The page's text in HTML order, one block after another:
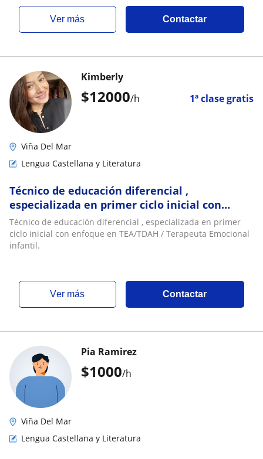
ver más Contactar
$12000/h 1ª clase gratis
Kimberly
Viña Del Mar
Lengua Castellana y Literatura
Técnico de educación diferencial ,
especializada en primer ciclo inicial con
enfoque en TEA/TDAH / Terapeuta Emocional
infantil
Técnico de educación diferencial , especializada en primer
ciclo inicial con enfoque en TEA/TDAH / Terapeuta Emocional
infantil.
ver más Contactar
$1000/h
Pia Ramirez
Viña Del Mar
Lengua Castellana y Literatura